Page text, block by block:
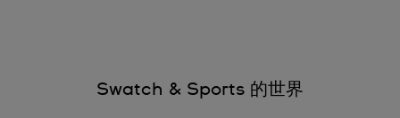
Swatch & Sports 的世界